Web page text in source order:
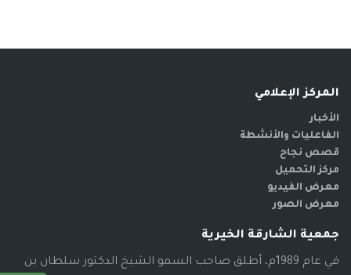
المركز الإعلامي
الأخبار
الفاعليات والأنشطة
قصص نجاح
مركز التحميل
معرض الفيديو
معرض الصور
جمعية الشارقة الخيرية
في عام 1989م، أطلق صاحب السمو الشيخ الدكتور سلطان بن